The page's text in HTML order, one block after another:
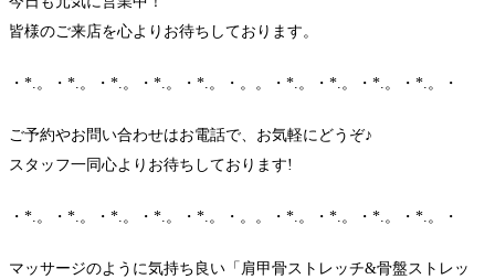
皆様のご来店を心よりお待ちしております。
・*.。・*.。・*.。・*.。・*.。・。。・*.。・*.。・*.。・*.。・
ご予約やお問い合わせはお電話で、お気軽にどうぞ♪
スタッフ一同心よりお待ちしております!
・*.。・*.。・*.。・*.。・*.。・。。・*.。・*.。・*.。・*.。・
マッサージのように気持ち良い「肩甲骨ストレッチ&骨盤ストレッ